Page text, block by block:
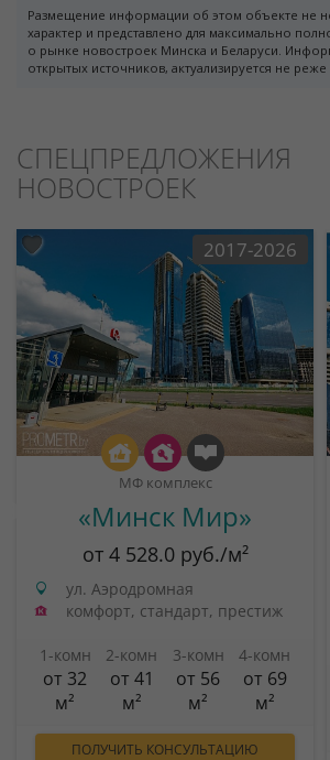
Размещение информации об этом объекте не
характер и представлено для максимально
о рынке новостроек Минска и Беларуси.
открытых источников, актуализируется не реже
СПЕЦПРЕДЛОЖЕНИЯ
НОВОСТРОЕК
2017-2026
МФ комплекс
«Минск Мир»
от 4 528.0 руб./м²
ул. Аэродромная
комфорт, стандарт, престиж
1-комн
от 32
м²
2-комн
от 41
м²
3-комн
от 56
м²
4-комн
от 69
м²
ПОЛУЧИТЬ КОНСУЛЬТАЦИЮ